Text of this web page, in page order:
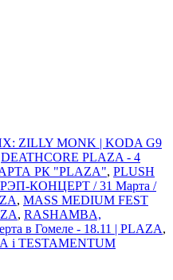
ZILLY MONK | KODA G9
DEATHCORE PLAZA - 4
РК "PLAZA", PLUSH
РЭП-КОНЦЕРТ / 31 Марта /
, MASS MEDIUM FEST
, RASHAMBA,
в Гомеле - 18.11 | PLAZA,
i TESTAMENTUM